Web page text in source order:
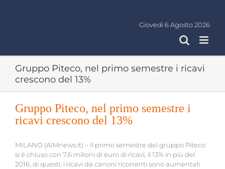
Giovedì 6 Agosto 2026
Gruppo Piteco, nel primo semestre i ricavi
crescono del 13%
Gruppo Piteco, nel primo semestre i
ricavi crescono del 13%
MILANO (AIMnews.it) – Il primo semestre del gruppo Piteco
si è chiuso con 7,6 milioni di euro di ricavi, il 13% in più del
2016; di questi, i ricavi da canoni ricorrenti sono aumentati